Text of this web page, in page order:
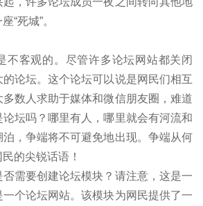
“死城”。
客观的。尽管许多论坛网站都关闭
论坛。这个论坛可以说是网民们相互
数人求助于媒体和微信朋友圈，难道
坛吗？哪里有人，哪里就会有河流和
，争端将不可避免地出现。争端从何
的尖锐话语！
否需要创建论坛模块？请注意，这是一
个论坛网站。该模块为网民提供了一